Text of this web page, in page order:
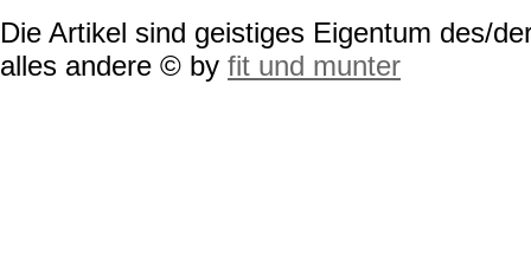
Die Artikel sind geistiges Eigentum des/
alles andere © by fit und munter